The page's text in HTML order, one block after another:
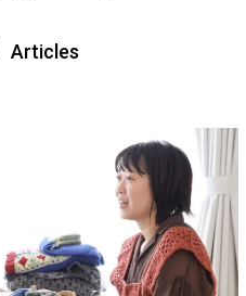
Articles